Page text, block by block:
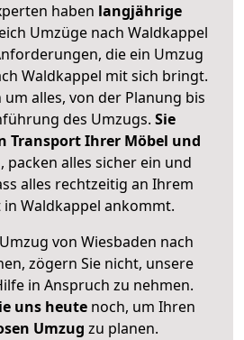
haben langjährige
Umzüge nach Waldkappel
die ein Umzug
Waldkappel mit sich bringt.
alles, von der Planung bis
des Umzugs. Sie
Transport Ihrer Möbel und
, packen alles sicher ein und
alles rechtzeitig an Ihrem
Waldkappel ankommt.
von Wiesbaden nach
zögern Sie nicht, unsere
in Anspruch zu nehmen.
uns heutenoch, um Ihren
Umzug zu planen.